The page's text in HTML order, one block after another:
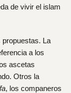
de vivir el islam
La
a los
ascetas
Otros la
, los companeros